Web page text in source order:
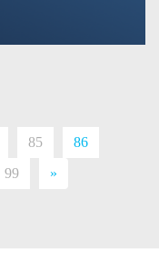
85
86
99 »